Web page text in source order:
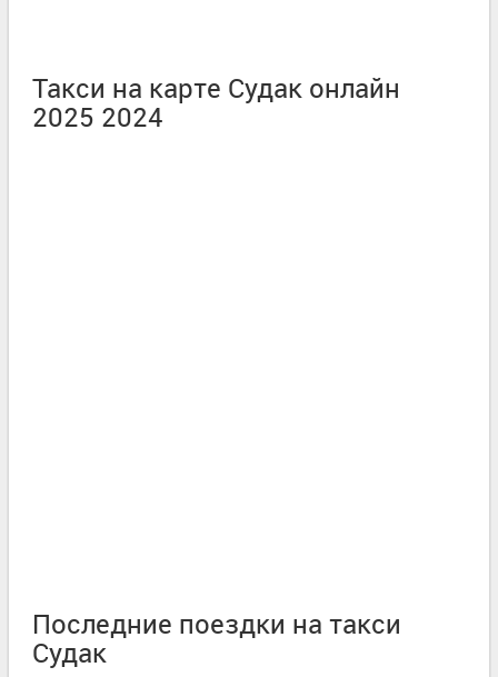
Такси на карте Судак онлайн
2025 2024
Последние поездки на такси
Судак